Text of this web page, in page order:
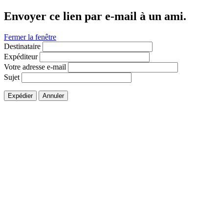
Envoyer ce lien par e-mail à un ami.
Fermer la fenêtre
Destinataire
Expéditeur
Votre adresse e-mail
Sujet
Expédier Annuler